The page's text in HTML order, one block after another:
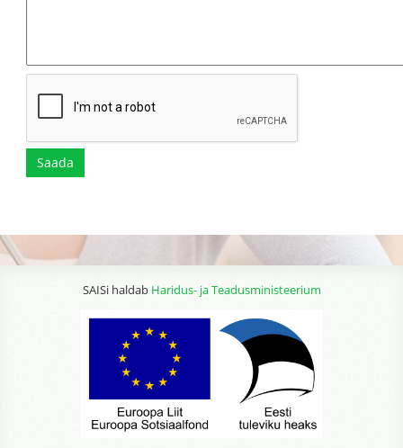
Saada
SAISi haldab Haridus- ja Teadusministeerium